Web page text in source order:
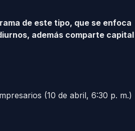
de este tipo, que se enfoca
además comparte capital
(10 de abril, 6:30 p. m.)